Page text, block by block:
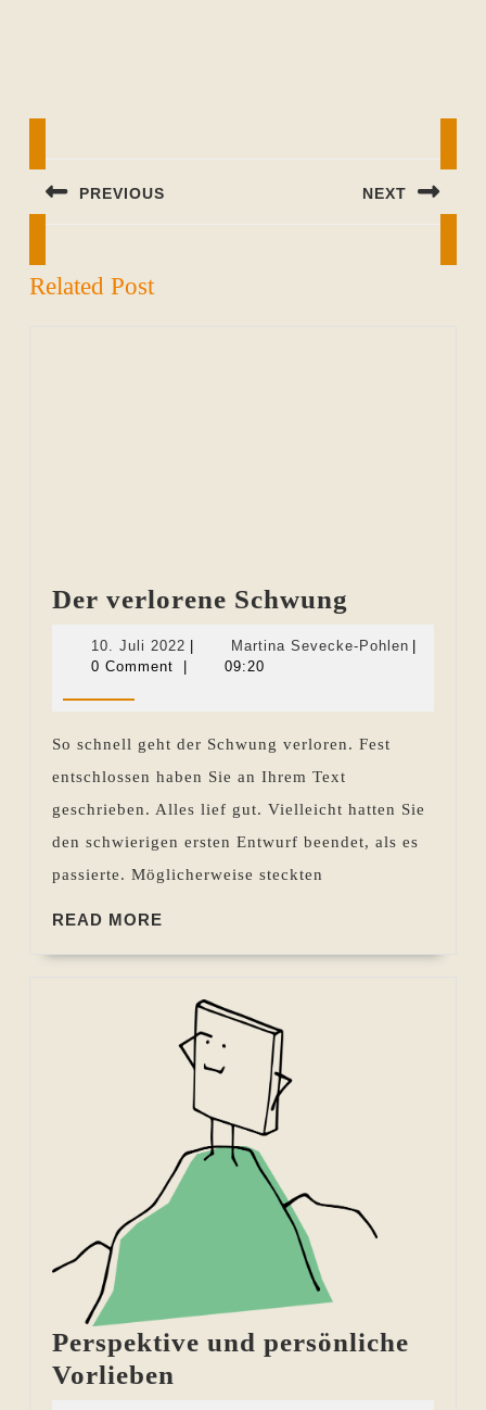
PREVIOUS NEXT
Related Post
Der verlorene Schwung
Schwung
10. Juli 2022 10.
Juli
Martina Sevecke-Pohlen Martina
0 Comment
09:20
So schnell geht der Schwung verloren. Fest
entschlossen haben Sie an Ihrem Text
geschrieben. Alles lief gut. Vielleicht hatten Sie
den schwierigen ersten Entwurf beendet, als es
passierte. Möglicherweise steckten
READ MORE
Perspektive und persönliche
Vorlieben